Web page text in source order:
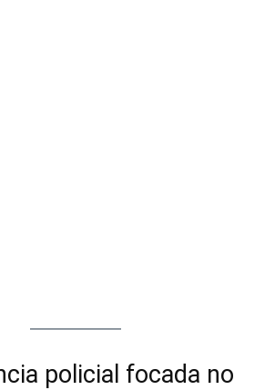
policial focada no